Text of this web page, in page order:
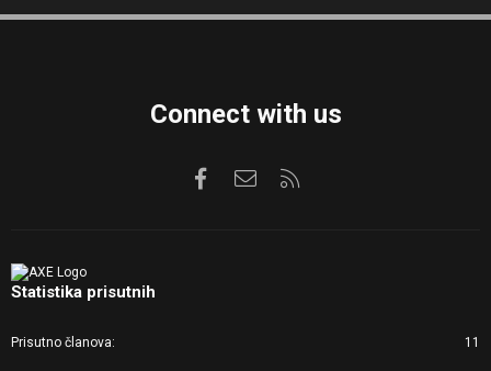
S
Connect with us
FacebookKontaktirajte nas
Statistika prisutnih
Prisutno članova 11